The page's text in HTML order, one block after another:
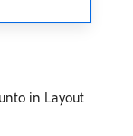
in Layout